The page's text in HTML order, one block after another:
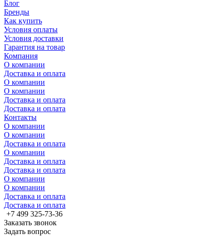
Блог
Бренды
Как купить
Условия оплаты
Условия доставки
Гарантия на товар
Компания
О компании
Доставка и оплата
О компании
О компании
Доставка и оплата
Доставка и оплата
Контакты
О компании
О компании
Доставка и оплата
О компании
Доставка и оплата
Доставка и оплата
О компании
О компании
Доставка и оплата
Доставка и оплата
+7 499 325-73-36
Заказать звонок
Задать вопрос